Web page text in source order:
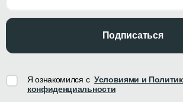
Подписаться
Я ознакомился с Условиями и
конфиденциальности